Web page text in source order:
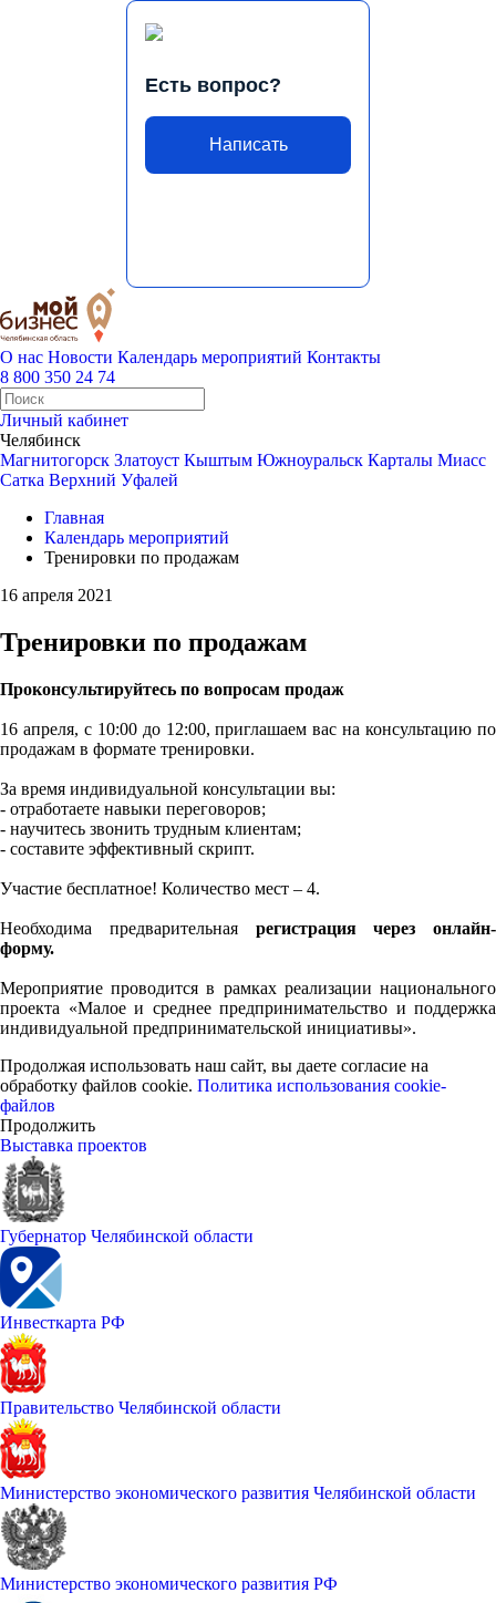
Есть вопрос?
Написать
О нас Новости Календарь мероприятий Контакты
8 800 350 24 74
Личный кабинет
Челябинск
Магнитогорск Златоуст Кыштым Южноуральск Карталы Миасс
Сатка Верхний Уфалей
Главная
Календарь мероприятий
Тренировки по продажам
16 апреля 2021
Тренировки по продажам
Проконсультируйтесь по вопросам продаж
16 апреля, с 10:00 до 12:00, приглашаем вас на консультацию по
продажам в формате тренировки.
За время индивидуальной консультации вы:
- отработаете навыки переговоров;
- научитесь звонить трудным клиентам;
- составите эффективный скрипт.
Участие бесплатное! Количество мест – 4.
Необходима предварительная регистрация через онлайн-
форму.
Мероприятие проводится в рамках реализации национального
проекта «Малое и среднее предпринимательство и поддержка
индивидуальной предпринимательской инициативы».
Продолжая использовать наш сайт, вы даете согласие на
обработку файлов cookie. Политика использования cookie-
файлов
Продолжить
Выставка проектов
Губернатор Челябинской области
Инвесткарта РФ
Правительство Челябинской области
Министерство экономического развития Челябинской области
Министерство экономического развития РФ